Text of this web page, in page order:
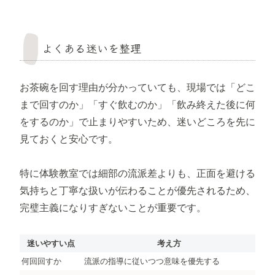
よくある迷いを整理
お茶碗を回す理由が分かっていても、現場では「どこ
まで回すのか」「すぐ飲むのか」「飲み終えた後に何
をするのか」で止まりやすいため、迷いどころを先に
見ておくと安心です。
特に体験教室では細部の流派差よりも、正面を避ける
気持ちと丁寧な扱いが伝わることが優先されるため、
完璧主義になりすぎないことが重要です。
迷いやすい点
考え方
何回回すか
流派の指導に従いつつ意味を優先する